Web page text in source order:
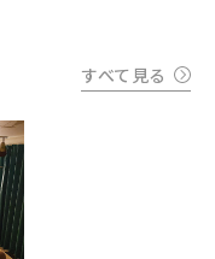
すべて見る